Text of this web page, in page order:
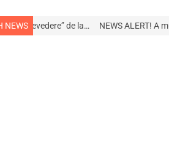
NEWS
la… NEWS ALERT! A murit afaceristul